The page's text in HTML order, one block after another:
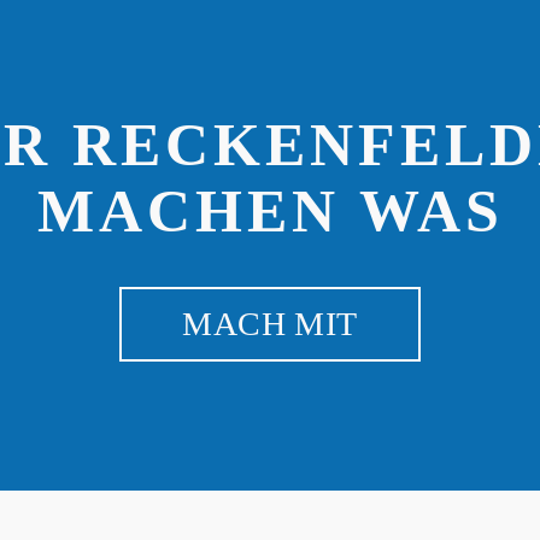
MACHEN WAS
MACH MIT